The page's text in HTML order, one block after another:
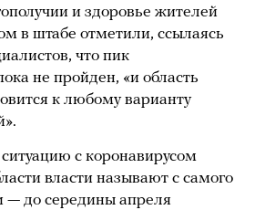
и здоровье жителей
в штабе отметили, ссылаясь
что пик
не пройден, «и область
к любому варианту
с коронавирусом
власти называют с самого
— до середины апреля